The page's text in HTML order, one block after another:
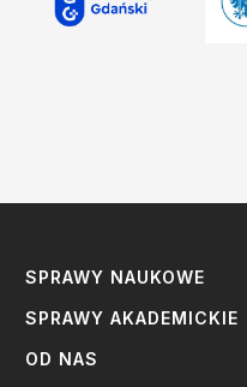
SPRAWY NAUKOWE
SPRAWY AKADEMICKIE
OD NAS